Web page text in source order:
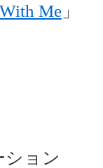
Me 」
ション